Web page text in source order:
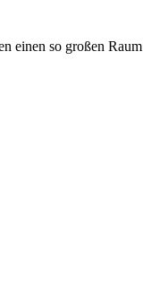
einen so großen